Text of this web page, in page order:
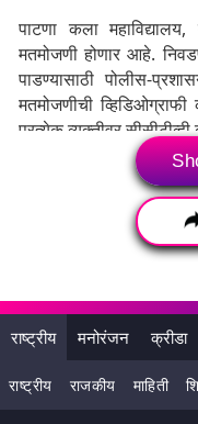
पाटणा कला
मतमोजणी होणार आहे.
पाडण्यासाठी पोलीस-
मतमोजणीची
प्रत्येक व्यक्तीवर
राष्ट्रीय मनोरंजन क्रीडा
राष्ट्रीय राजकीय माहिती